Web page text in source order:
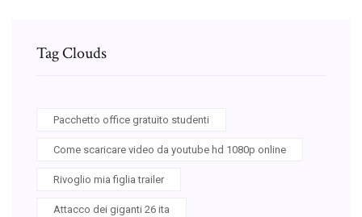
Tag Clouds
Pacchetto office gratuito studenti
Come scaricare video da youtube hd 1080p online
Rivoglio mia figlia trailer
Attacco dei giganti 26 ita